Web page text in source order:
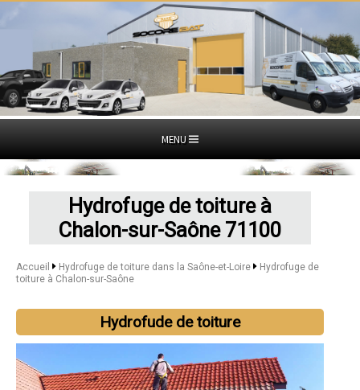
MENU
Hydrofuge de toiture à
Chalon-sur-Saône 71100
Accueil Hydrofuge de toiture dans la Saône-et-Loire
Hydrofuge de
toiture à Chalon-sur-Saône
Hydrofude de toiture